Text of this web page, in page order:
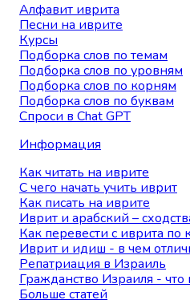
Алфавит иврита
Песни на иврите
Курсы
Подборка слов по темам
Подборка слов по уровням
Подборка слов по корням
Подборка слов по буквам
Спроси в Chat GPT
Информация
Как читать на иврите
С чего начать учить иврит
Как писать на иврите
Иврит и арабский –
Как перевести с иврита по
Иврит и идиш - в чем
Репатриация в Израиль
Гражданство Израиля -
Больше статей